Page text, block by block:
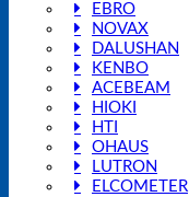
EBRO
NOVAX
DALUSHAN
KENBO
ACEBEAM
HIOKI
HTI
OHAUS
LUTRON
ELCOMETER